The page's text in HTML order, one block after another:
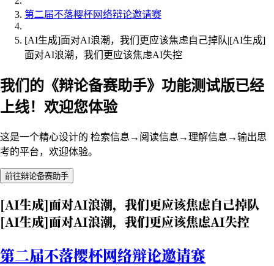
第二届不落樱杯网络辩论邀请赛
[AI生成]面对AI浪潮，我们更应该焦虑自己掉队|[AI生成]
面对AI浪潮，我们更应该焦虑AI失控
我们的《辩论备赛助手》功能测试版已经
上线！欢迎您体验
这是一个精心设计的 检索信息→阅读信息→理解信息→输出思
考的平台，欢迎体验。
前往辩论备赛助手
[AI生成]面对AI浪潮，我们更应该焦虑自己掉队
[AI生成]面对AI浪潮，我们更应该焦虑AI失控
第二届不落樱杯网络辩论邀请赛